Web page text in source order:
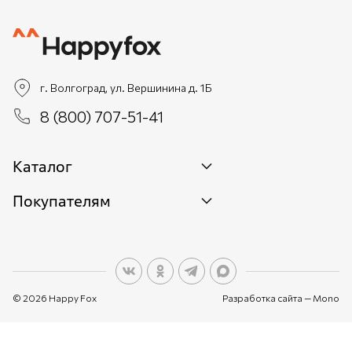
г. Волгоград, ул. Вершинина д. 1Б
8 (800) 707-51-41
Каталог
Новинки
Покупателям
О персональных данных
© 2026 Happy Fox Разработка сайта — Mono